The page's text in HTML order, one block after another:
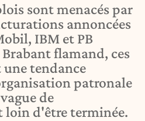
sont menacés par
annoncées
IBM et PB
flamand, ces
tendance
patronale
de
loin d'être terminée.